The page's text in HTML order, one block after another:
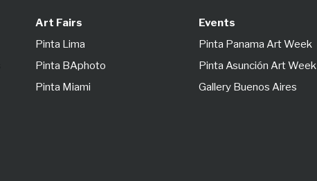
Art Fairs
Pinta Lima
Pinta BAphoto
Pinta Miami
Events
Pinta Panama Art Week
Pinta Asunción Art Week
Gallery Buenos Aires